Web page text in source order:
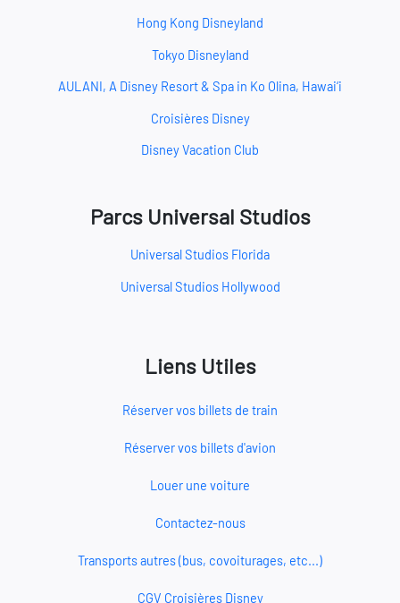
Hong Kong Disneyland
Tokyo Disneyland
AULANI, A Disney Resort & Spa in Ko Olina, Hawai‘i
Croisières Disney
Disney Vacation Club
Parcs Universal Studios
Universal Studios Florida
Universal Studios Hollywood
Liens Utiles
Réserver vos billets de train
Réserver vos billets d'avion
Louer une voiture
Contactez-nous
Transports autres (bus, covoiturages, etc...)
CGV Croisières Disney